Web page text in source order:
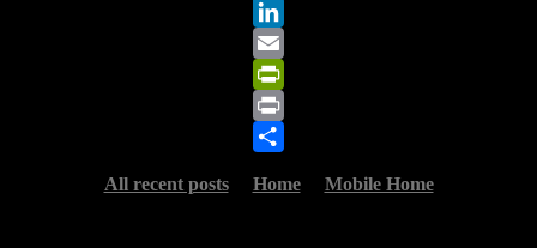
X
LinkedIn
Email
PrintFriendly
Print
All recent posts
Home Mobile Home